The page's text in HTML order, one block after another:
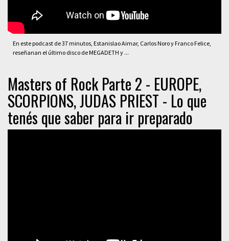
En este podcast de 37 minutos, Estanislao Aimar, Carlos Noro y Franco Felice,
reseñanan el último disco de MEGADETH y ...
Masters of Rock Parte 2 - EUROPE,
SCORPIONS, JUDAS PRIEST - Lo que
tenés que saber para ir preparado